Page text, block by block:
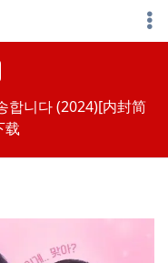
합니다 (2024)[内封简
载